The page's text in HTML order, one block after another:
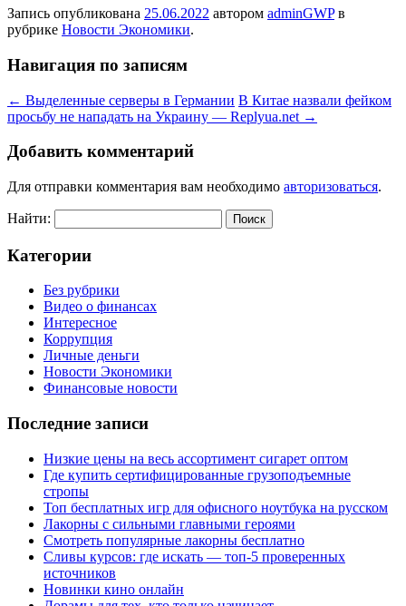
Запись опубликована 25.06.2022 автором adminGWPв
рубрике Новости Экономики.
Навигация по записям
← Выделенные серверы в Германии В Китае назвали фейком
просьбу не нападать на Украину — Replyua.net →
Добавить комментарий
Для отправки комментария вам необходимо авторизоваться.
Найти:
Категории
Без рубрики
Видео о финансах
Интересное
Коррупция
Личные деньги
Новости Экономики
Финансовые новости
Последние записи
Низкие цены на весь ассортимент сигарет оптом
Где купить сертифицированные грузоподъемные
стропы
Топ бесплатных игр для офисного ноутбука на русском
Лакорны с сильными главными героями
Смотреть популярные лакорны бесплатно
Сливы курсов: где искать — топ-5 проверенных
источников
Новинки кино онлайн